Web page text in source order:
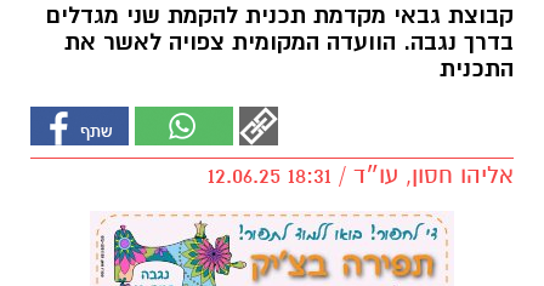
קבוצת גבאי מקדמת תכנית להקמת שני מגדלים
בדרך נגבה. הוועדה המקומית צפויה לאשר את
התכנית
אליהו חסון, עו״ד / 18:31 12.06.25